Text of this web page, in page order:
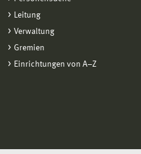
Leitung
Verwaltung
Gremien
Einrichtungen von A−Z